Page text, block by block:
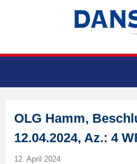
OLG Hamm,
12.04.2024, Az.: 4
12. April 2024